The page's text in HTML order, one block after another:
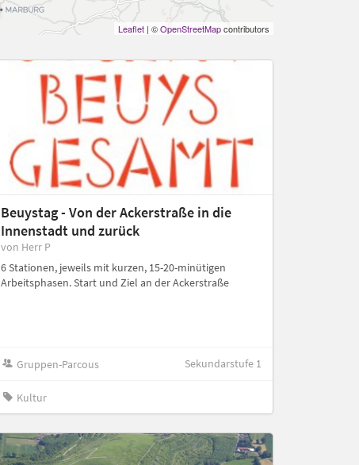
Leaflet| ©OpenStreetMapcontributors
Beuystag - Von der Ackerstraße in die
Innenstadt und zurück
von Herr P
6 Stationen, jeweils mit kurzen, 15-20-minütigen
Arbeitsphasen. Start und Ziel an der Ackerstraße
Gruppen-Parcous Sekundarstufe 1
Kultur